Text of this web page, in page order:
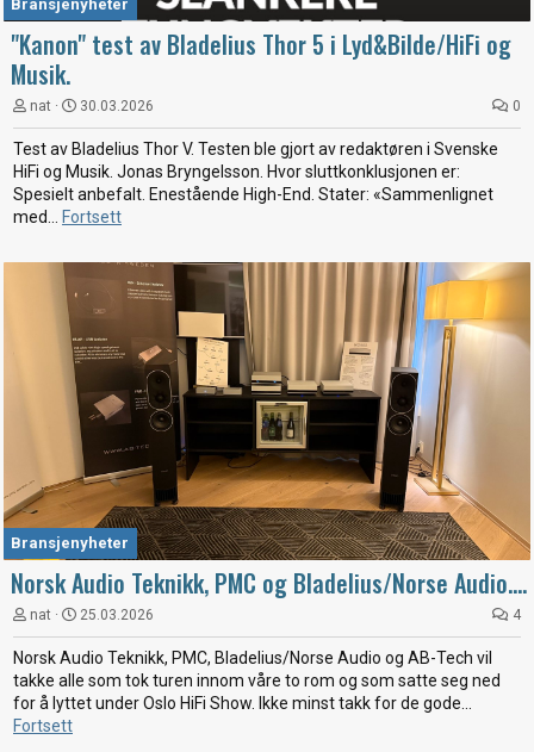
Bransjenyheter
"Kanon" test av Bladelius Thor 5 i Lyd&Bilde/HiFi og
Musik.
nat 30.03.2026 0
Test av Bladelius Thor V. Testen ble gjort av redaktøren i Svenske
HiFi og Musik. Jonas Bryngelsson. Hvor sluttkonklusjonen er:
Spesielt anbefalt. Enestående High-End. Stater: «Sammenlignet
med... Fortsett
Bransjenyheter
Norsk Audio Teknikk, PMC og Bladelius/Norse Audio....
nat 25.03.2026 4
Norsk Audio Teknikk, PMC, Bladelius/Norse Audio og AB-Tech vil
takke alle som tok turen innom våre to rom og som satte seg ned
for å lyttet under Oslo HiFi Show. Ikke minst takk for de gode...
Fortsett